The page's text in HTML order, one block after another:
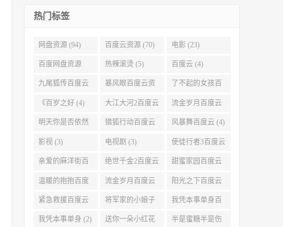
热门标签
网盘资源 (94) 百度云资源 (70) 电影 (23)
百度网盘资源
(11)
热辣滚烫 (5) 百度云 (4)
九尾狐传百度云
(4)
暴风眼百度云资
源 (4)
了不起的女孩百
度云 (4)
《百岁之好 (4) 大江大河2百度云
(4)
流金岁月百度云
(4)
明天你是否依然
爱我百度云 (4)
猎狐行动百度云
(4)
风暴舞百度云 (4)
影视 (3) 电视剧 (3) 使徒行者3百度云
资源 (3)
亲爱的麻洋街百
度云资源 (3)
绝世千金2百度云
(3)
甜蜜家园百度云
(3)
温暖的抱抱百度
云 (3)
流金岁月百度云
完整网盘 (3)
阳光之下百度云
(3)
紧急救援百度云
资源 (2)
将军家的小娘子
百度云 (2)
我凭本事单身百
度云资源 (2)
我凭本事单身 (2) 送你一朵小红花 半是蜜糖半是伤